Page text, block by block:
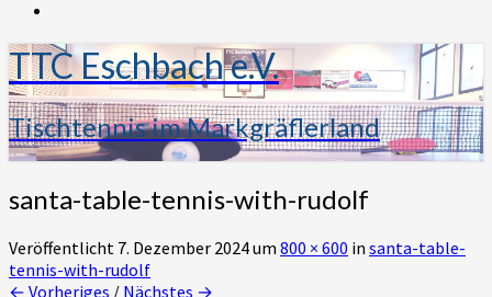
TTC Eschbach e.V.
Tischtennis im Markgräflerland
santa-table-tennis-with-rudolf
Veröffentlicht 7. Dezember 2024um 800 × 600 in santa-table-
tennis-with-rudolf
← Vorheriges / Nächstes →